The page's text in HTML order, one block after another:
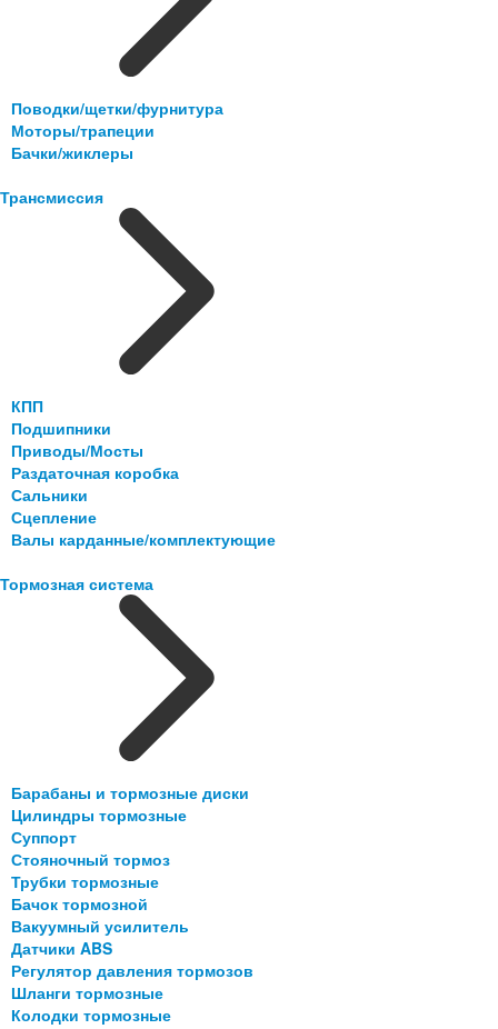
Поводки/щетки/фурнитура
Моторы/трапеции
Бачки/жиклеры
Трансмиссия
КПП
Подшипники
Приводы/Мосты
Раздаточная коробка
Сальники
Сцепление
Валы карданные/комплектующие
Тормозная система
Барабаны и тормозные диски
Цилиндры тормозные
Суппорт
Стояночный тормоз
Трубки тормозные
Бачок тормозной
Вакуумный усилитель
Датчики ABS
Регулятор давления тормозов
Шланги тормозные
Колодки тормозные